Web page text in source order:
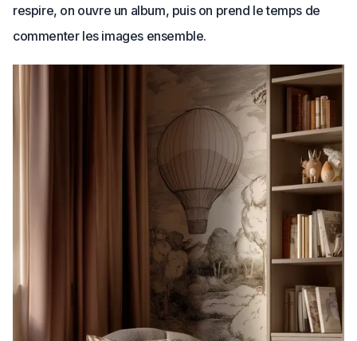
respire, on ouvre un album, puis on prend le temps de
commenter les images ensemble.